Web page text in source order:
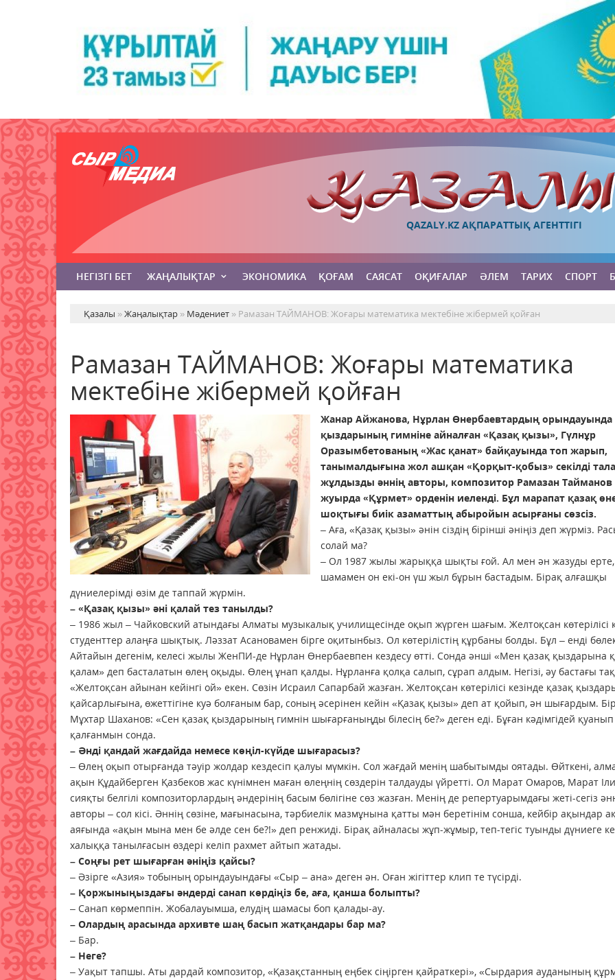
QAZALY.KZ АҚПАРАТТЫҚ АГЕНТТІГІ
НЕГІЗГІ БЕТ ЖАҢАЛЫҚТАР ЭКОНОМИКА ҚОҒАМ САЯСАТ ОҚИҒАЛАР ӘЛЕМ ТАРИХ СПОРТ
Қазалы »Жаңалықтар » Мәдениет » Рамазан ТАЙМАНОВ: Жоғары математика мектебіне жібермей қойған
Рамазан ТАЙМАНОВ: Жоғары математика
мектебіне жібермей қойған
Жанар Айжанова, Нұрлан Өнер­баевтардың орындауында
қыз­дарының гимніне айналған «Қазақ қызы», Гүлнұр
Оразымбетованың «Жас қанат» байқауында топ жарып,
танымалдығына жол ашқан «Қорқыт-қобыз» секілді
жұлдызды әннің авторы, композитор Рамазан ­Тайманов
жуырда «Құрмет» орденін иеленді. Бұл марапат қазақ
шоқтығы биік азаматтың абыройын асырғаны сөзсіз.
– Аға, «Қазақ қызы» әнін сіздің бірінші әніңіз деп жүрміз.
солай ма?
– Ол 1987 жылы жарыққа шықты ғой. Ал мен ән жазуды ерте,
шамамен он екі-он үш жыл бұрын бастадым. Бірақ алғашқы
дүниелерімді өзім де таппай жүрмін.
– «Қазақ қызы» әні қалай тез танылды?
– 1986 жыл – Чайковский атындағы Алматы музыкалық училищесінде оқып жүрген шағым. Желтоқсан көтерілісі
студенттер алаңға шықтық. Ләззат Асановамен бірге оқитынбыз. Ол көтерілістің құрбаны болды. Бұл – енді
Айтайын дегенім, келесі жылы ЖенПИ-де Нұрлан Өнербаевпен кездесу өтті. Сонда әнші «Мен қазақ қыздарына
қалам» деп бас­талатын өлең оқыды. Өлең ұнап қалды. Нұрланға қолқа салып, сұрап алдым. Негізі, әу бастағы
«Желтоқсан айынан кейінгі ой» екен. Сөзін Исраил Сапарбай жазған. Желтоқсан көтерілісі кезінде қазақ
қайсарлығына, өжеттігіне куә болғаным бар, соның әсерінен кейін «Қазақ қызы» деп ат қойып, ән шығардым.
Мұхтар Шаханов: «Сен қазақ қыздарының гимнін шығарғаныңды білесің бе?» деген еді. Бұған кәдімгідей қуанып
қалғанмын сонда.
– Әнді қандай жағдайда немесе көңіл-күйде шығарасыз?
– Өлең оқып отырғанда тәуір жолдар кездесіп қалуы мүмкін. Сол жағдай менің шабытымды оятады. Өйткені,
ақын Құдайберген Қазбеков жас күнімнен маған өлеңнің сөздерін талдауды үйретті. Ол Марат Омаров, Марат
сияқты белгілі композиторлардың әндерінің басым бөлігіне сөз жазған. Менің де репертуарымдағы жеті-сегіз
авторы – сол кісі. Әннің сөзіне, мағынасына, тәрбиелік мазмұнына қатты мән беретінім сонша, кейбір ақындар
аяғында «ақын мына мен бе әлде сен бе?!» деп ренжиді. Бірақ айналасы жұп-жұмыр, теп-тегіс туынды дүниеге
халыққа танылғасын өздері келіп рахмет айтып жатады.
– Соңғы рет шығарған әніңіз қайсы?
– Әзірге «Азия» тобының орын­дауын­дағы «Сыр – ана» деген ән. Оған жігіттер клип те түсірді.
– Қоржыныңыздағы әндерді санап көрдіңіз бе, аға, қанша болыпты?
– Санап көрмеппін. Жобалауымша, елудің шамасы боп қалады-ау.
– Олардың арасында архивте шаң басып жатқандары бар ма?
– Бар.
– Неге?
– Уақыт тапшы. Аты дардай композитор, «Қазақстанның ең­бек сіңірген қайраткері», «Сырдария ауданының